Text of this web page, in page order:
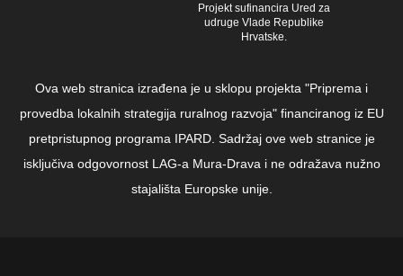
Projekt sufinancira Ured za
udruge Vlade Republike
Hrvatske.
Ova web stranica izrađena je u sklopu projekta "Priprema i
provedba lokalnih strategija ruralnog razvoja" financiranog iz EU
pretpristupnog programa IPARD. Sadržaj ove web stranice je
isključiva odgovornost LAG-a Mura-Drava i ne odražava nužno
stajališta Europske unije.